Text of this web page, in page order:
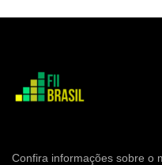
Confira informações sobre o